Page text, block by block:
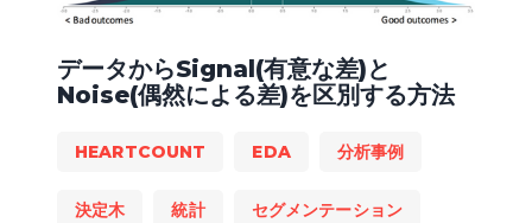
データからSignal(有意な差)と
Noise(偶然による差)を区別する方法
HEARTCOUNT EDA 分析事例
決定木 統計 セグメンテーション